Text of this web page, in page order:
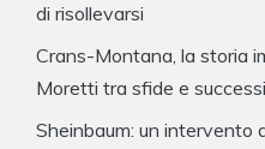
di risollevarsi
Crans-Montana, la storia
Moretti tra sfide e
Sheinbaum: un intervento